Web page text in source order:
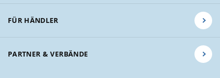
FÜR HÄNDLER
PARTNER & VERBÄNDE